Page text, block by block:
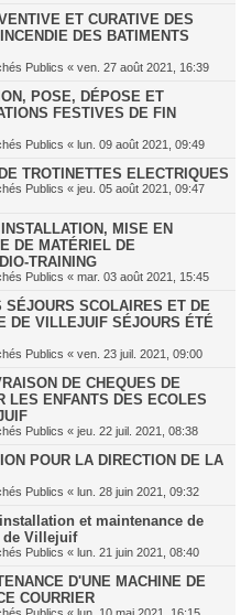
ET CURATIVE DES
DES BATIMENTS
Publics « ven. 27 août 2021, 16:39
POSE, DÉPOSE ET
FESTIVES DE FIN
Publics « lun. 09 août 2021, 09:49
TROTINETTES ELECTRIQUES
Publics « jeu. 05 août 2021, 09:47
MISE EN
DE MATÉRIEL DE
TRAINING
Publics « mar. 03 août 2021, 15:45
SÉJOURS SCOLAIRES ET DE
DE VILLEJUIF SÉJOURS ÉTÉ
Publics « ven. 23 juil. 2021, 09:00
DE CHEQUES DE
LES ENFANTS DES ECOLES
Publics « jeu. 22 juil. 2021, 08:38
POUR LA DIRECTION DE LA
Publics « lun. 28 juin 2021, 09:32
et maintenance de
de Villejuif
Publics « lun. 21 juin 2021, 08:40
D'UNE MACHINE DE
COURRIER